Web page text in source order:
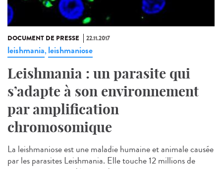
DOCUMENT DE PRESSE 22.11.2017
leishmania, leishmaniose
Leishmania : un parasite qui
s’adapte à son environnement
par amplification
chromosomique
La leishmaniose est une maladie humaine et animale causée
par les parasites Leishmania. Elle touche 12 millions de